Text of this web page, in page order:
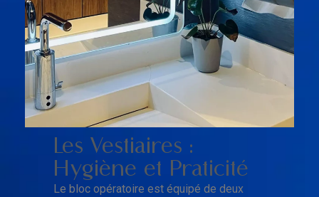
Les Vestiaires :
Hygiène et Praticité
Le bloc opératoire est équipé de deux